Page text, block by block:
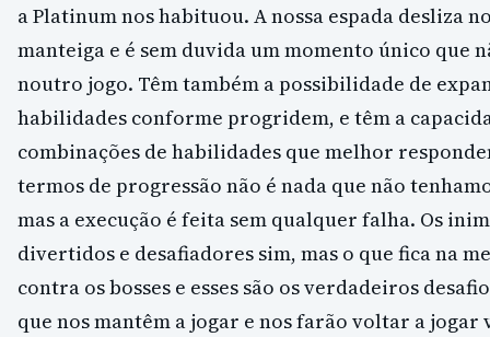
a Platinum nos habituou. A nossa espada desliza
manteiga e é sem duvida um momento único que
noutro jogo. Têm também a possibilidade de
habilidades conforme progridem, e têm a
combinações de habilidades que melhor
termos de progressão não é nada que não
mas a execução é feita sem qualquer falha. Os
divertidos e desafiadores sim, mas o que fica na
contra os bosses e esses são os verdadeiros
que nos mantêm a jogar e nos farão voltar a jogar